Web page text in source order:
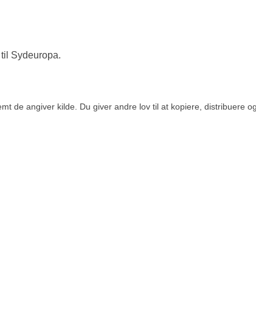
Sydeuropa.
de angiver kilde. Du giver andre lov til at kopiere, distribuere